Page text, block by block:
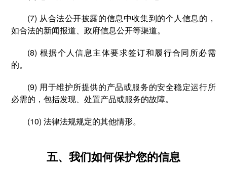
(7) 从合法公开披露的信息中收集到的个人信息的，
如合法的新闻报道、政府信息公开等渠道。
(8) 根据个人信息主体要求签订和履行合同所必需
的。
(9) 用于维护所提供的产品或服务的安全稳定运行所
必需的，包括发现、处置产品或服务的故障。
(10) 法律法规规定的其他情形。
五、我们如何保护您的信息